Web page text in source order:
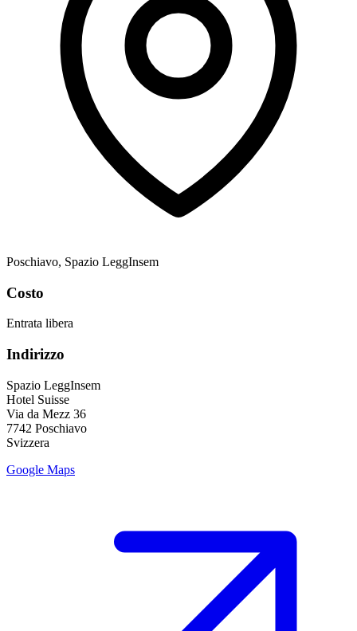
Poschiavo, Spazio LeggInsem
Costo
Entrata libera
Indirizzo
Spazio LeggInsem
Hotel Suisse
Via da Mezz 36
7742 Poschiavo
Svizzera
Google Maps